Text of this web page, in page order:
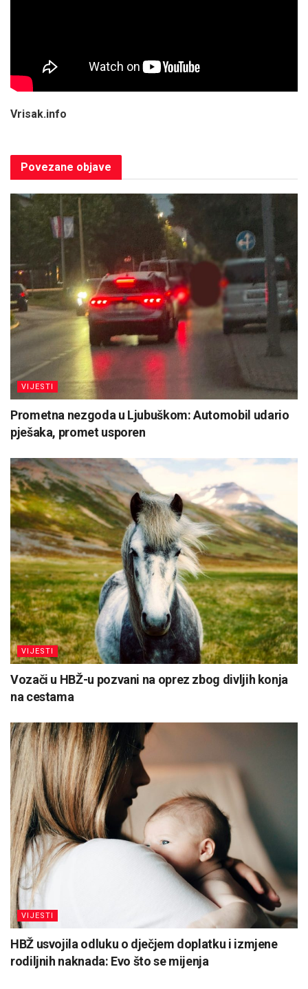
Vrisak.info
Povezane objave
VIJESTI
Prometna nezgoda u Ljubuškom: Automobil udario
pješaka, promet usporen
VIJESTI
Vozači u HBŽ-u pozvani na oprez zbog divljih konja
na cestama
VIJESTI
HBŽ usvojila odluku o dječjem doplatku i izmjene
rodiljnih naknada: Evo što se mijenja